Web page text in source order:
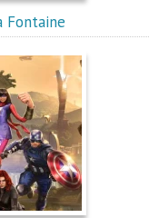
Fontaine